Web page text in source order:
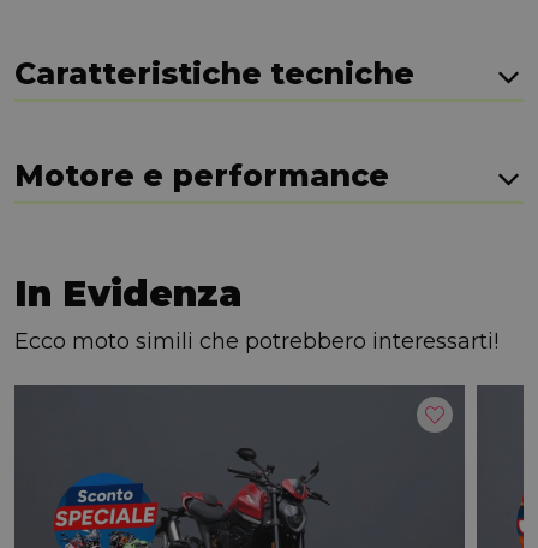
Caratteristiche tecniche
Motore e performance
In Evidenza
Ecco moto simili che potrebbero interessarti!